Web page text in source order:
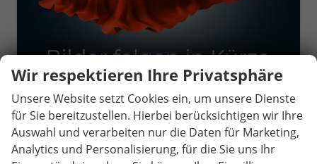
Volkswagen Golf Variant
R Line 2.0 TDI 7-Gang DSG
unverbindliche Lieferzeit: 22.10.2026 Neuwagen
Wir respektieren Ihre Privatsphäre
Unsere Website setzt Cookies ein, um unsere Dienste
für Sie bereitzustellen. Hierbei berücksichtigen wir Ihre
Auswahl und verarbeiten nur die Daten für Marketing,
Analytics und Personalisierung, für die Sie uns Ihr